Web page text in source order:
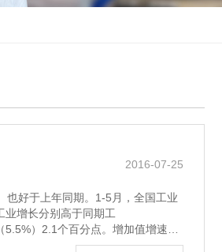
2016-07-25
也好于上年同期。1-5月，全国工业
业增长分别高于同期工
）2.1个百分点。增加值增速从